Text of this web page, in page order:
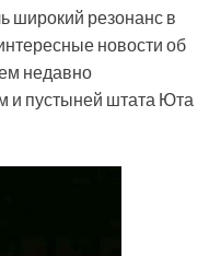
широкий резонанс в
новости об
недавно
и пустыней штата Юта